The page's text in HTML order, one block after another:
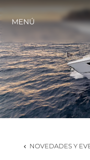
MENÚ
NOVEDADES Y